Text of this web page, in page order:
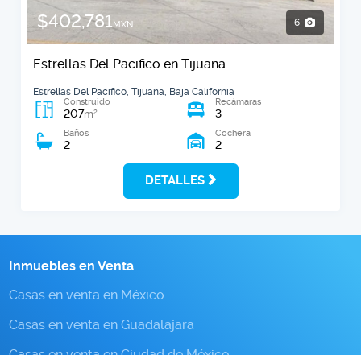
$402,781MXN 6
Estrellas Del Pacifico en Tijuana
Estrellas Del Pacifico, Tijuana, Baja California
Construido
207m2
Recámaras
3
Baños
2
Cochera
2
DETALLES
Inmuebles en Venta
Casas en venta en México
Casas en venta en Guadalajara